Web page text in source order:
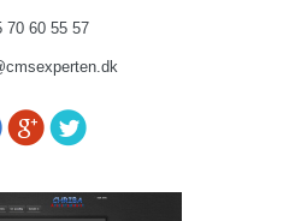
70 60 55 57